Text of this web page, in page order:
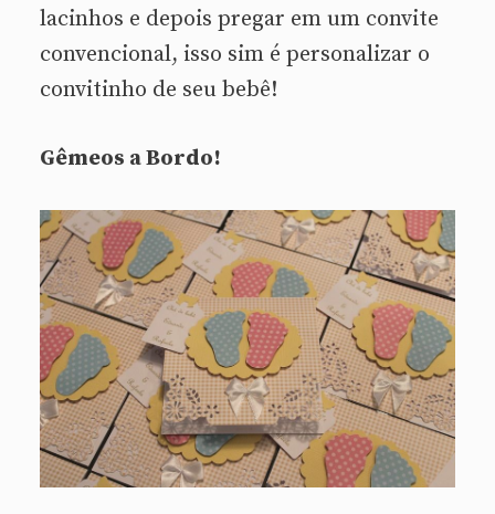
lacinhos e depois pregar em um convite
convencional, isso sim é personalizar o
convitinho de seu bebê!
Gêmeos a Bordo!